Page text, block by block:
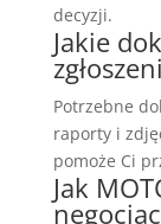
decyzji.
Jakie
Potrzebne
raporty i
pomoże Ci
Jak